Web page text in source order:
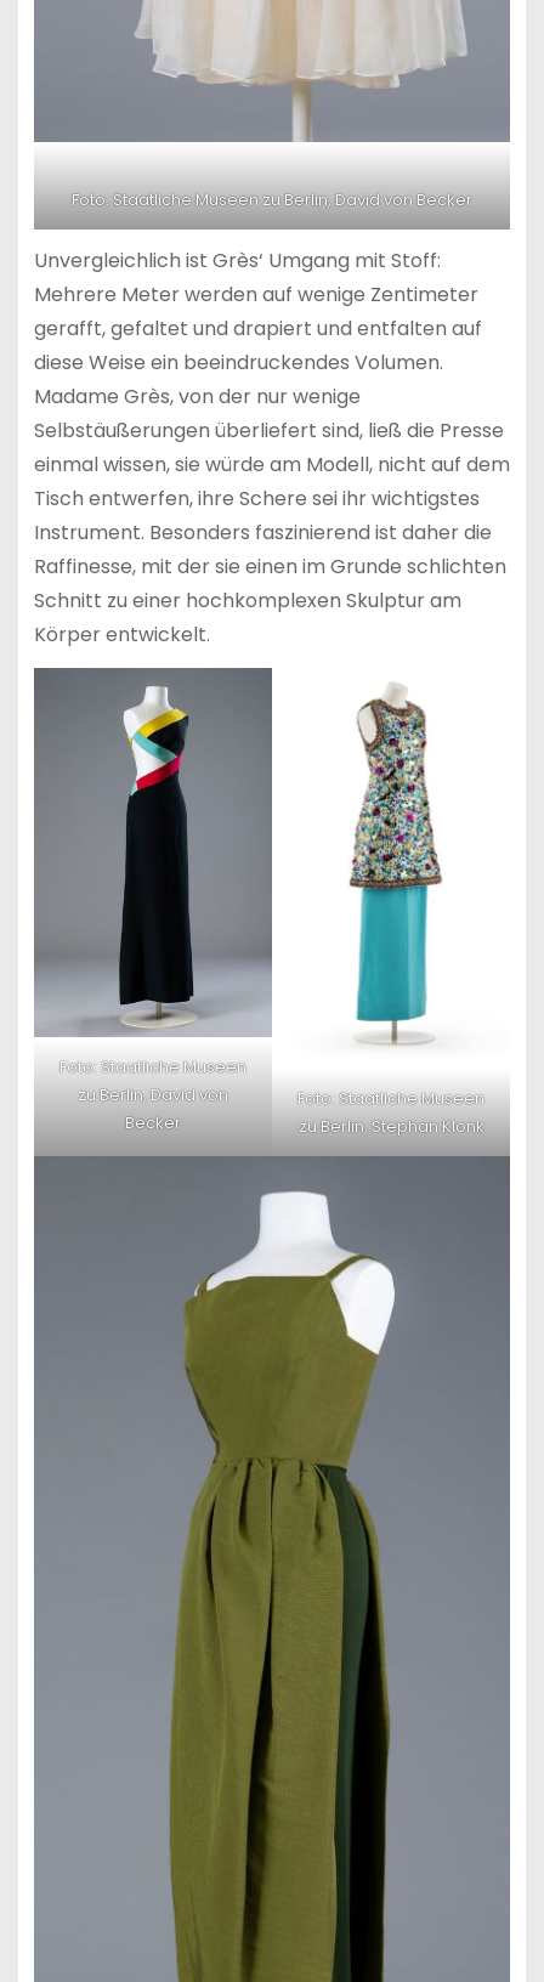
Foto: Staatliche Museen zu Berlin, David von Becker
Unvergleichlich ist Grès‘ Umgang mit Stoff:
Mehrere Meter werden auf wenige Zentimeter
gerafft, gefaltet und drapiert und entfalten auf
diese Weise ein beeindruckendes Volumen.
Madame Grès, von der nur wenige
Selbstäußerungen überliefert sind, ließ die Presse
einmal wissen, sie würde am Modell, nicht auf dem
Tisch entwerfen, ihre Schere sei ihr wichtigstes
Instrument. Besonders faszinierend ist daher die
Raffinesse, mit der sie einen im Grunde schlichten
Schnitt zu einer hochkomplexen Skulptur am
Körper entwickelt.
Foto: Staatliche Museen
zu Berlin, David von
Becker
Foto: Staatliche Museen
zu Berlin, Stephan Klonk